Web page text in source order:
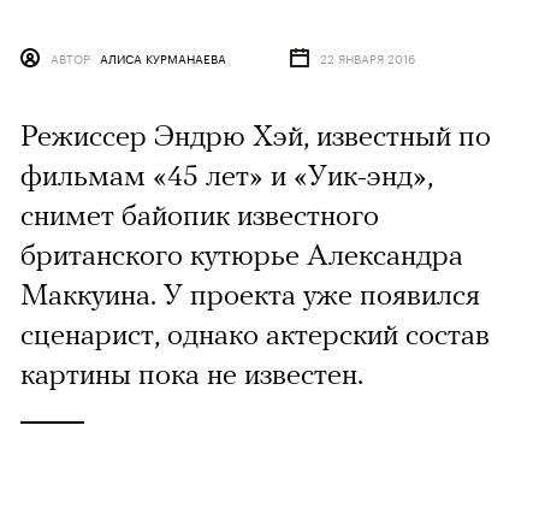
АВТОР АЛИСА КУРМАНАЕВА 22 ЯНВАРЯ 2016
Режиссер Эндрю Хэй, известный по
фильмам «45 лет» и «Уик-энд»,
снимет байопик известного
британского кутюрье Александра
Маккуина. У проекта уже появился
сценарист, однако актерский состав
картины пока не известен.